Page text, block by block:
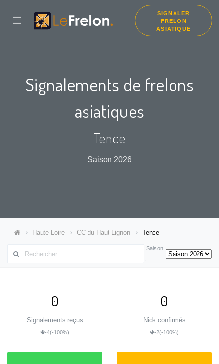
☰
SIGNALER
FRELON
ASIATIQUE
Signalements de frelons
asiatiques
Tence
Saison 2026
Haute-Loire CC du Haut Lignon Tence
Saison
:
0
Signalements reçus
-4(-100%)
0
Nids confirmés
-2(-100%)